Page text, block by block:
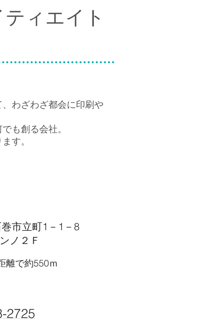
ィエイト
わざわざ都会に印刷や
も創る会社。
す。
市立町1－1－8
ノ２Ｆ
離で約550ｍ
2725